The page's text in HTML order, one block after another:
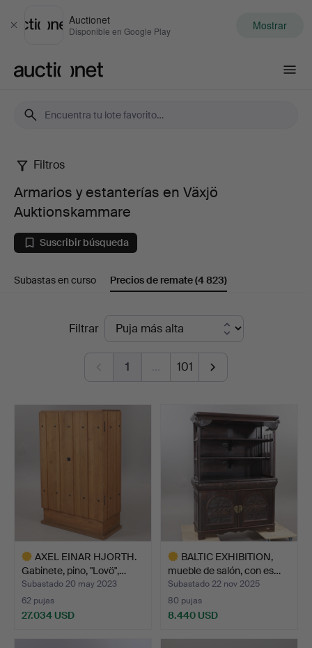
Cerrar
Auctionet
Disponible en Google Play Mostrar
Armarios
estanterías
en
Auktionskammare
Filtros
Armarios y estanterías en Växjö
Auktionskammare
Suscribir búsqueda
Subastas en curso Precios de remate(4 823)
Filtrar
1 … 101
AXEL EINAR HJORTH.
Gabinete, pino, "Lovö",…
Subastado 20 may 2023
62 pujas
27.034 USD
BALTIC EXHIBITION,
mueble de salón, con es…
Subastado 22 nov 2025
80 pujas
8.440 USD